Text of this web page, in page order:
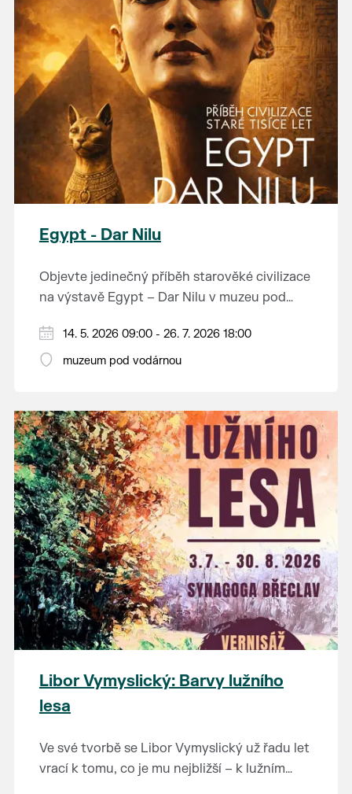
Egypt - Dar Nilu
Objevte jedinečný příběh starověké civilizace
na výstavě Egypt – Dar Nilu v muzeu pod
Výstava představuje umění starého Egypta,
autentickou hrobku se sarkofágem i
soukromé sbírky Jána Hertlíka, díky čemuž
výstava nabízí nevšední a autentický pohled
na tuto fascinující epochu.
dějiny.
Výstavu je možné navštívit od 14. 5. do 26. 7.
2026 v muzeu pod vodárnou.
14. 5. 2026 09:00 - 26. 7. 2026 18:00
muzeum pod vodárnou
Libor Vymyslický: Barvy lužního
lesa
Ve své tvorbě se Libor Vymyslický už řadu let
vrací k tomu, co je mu nejbližší – k lužním